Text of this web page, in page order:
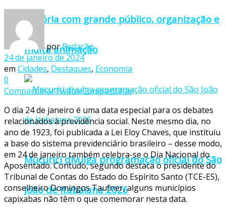
história com grande público, organização e
muita animação
Mucurici divulga programação oficial do São
João de Itabaiana 2026
porRedação
24 de janeiro de 2024
em Cidades, Destaques, Economia
0
CompartilharTwittarCompartilhar
O dia 24 de janeiro é uma data especial para os debates
relacionados à previdência social. Neste mesmo dia, no
ano de 1923, foi publicada a Lei Eloy Chaves, que instituiu
a base do sistema previdenciário brasileiro – desse modo,
em 24 de janeiro também celebra-se o Dia Nacional do
Aposentado. Contudo, segundo destaca o presidente do
Tribunal de Contas do Estado do Espírito Santo (TCE-ES),
conselheiro Domingos Taufner, alguns municípios
capixabas não têm o que comemorar nesta data.